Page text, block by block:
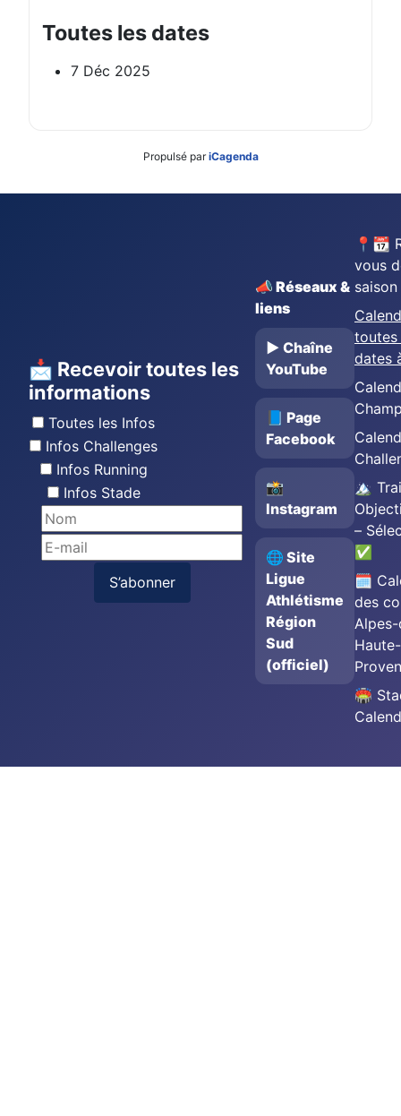
Toutes les dates
7 Déc 2025
Propulsé pariCagenda
📩 Recevoir toutes les
informations
Toutes les Infos
Infos Challenges
Infos Running
Infos Stade
S’abonner
📣 Réseaux &
liens
▶️ Chaîne
YouTube
📘 Page
Facebook
📸
Instagram
🌐 Site
Ligue
Athlétisme
Région
Sud
(officiel)
📍📆
vous
saison
toutes
dates
🏔️
–
✅
🗓️
des
Haute-
🏟️